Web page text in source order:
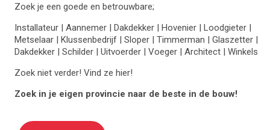
Zoek je een goede en betrouwbare;
Installateur | Aannemer | Dakdekker | Hovenier | Loodgieter |
Metselaar | Klussenbedrijf | Sloper | Timmerman | Glaszetter |
Dakdekker | Schilder | Uitvoerder | Voeger | Architect | Winkels
Zoek niet verder! Vind ze hier!
Zoek in je eigen provincie naar de beste in de bouw!